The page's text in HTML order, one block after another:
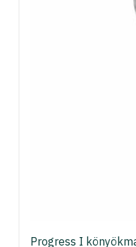
Progress I